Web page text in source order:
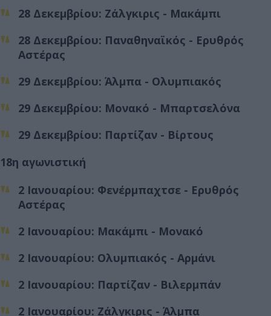
28 Δεκεμβρίου: Ζάλγκιρις - Μακάμπι
28 Δεκεμβρίου: Παναθηναϊκός - Ερυθρός
Αστέρας
29 Δεκεμβρίου: Άλμπα - Ολυμπιακός
29 Δεκεμβρίου: Μονακό - Μπαρτσελόνα
29 Δεκεμβρίου: Παρτίζαν - Βίρτους
18η αγωνιστική
2 Ιανουαρίου: Φενέρμπαχτσε - Ερυθρός
Αστέρας
2 Ιανουαρίου: Μακάμπι - Μονακό
2 Ιανουαρίου: Ολυμπιακός - Αρμάνι
2 Ιανουαρίου: Παρτίζαν - Βιλερμπάν
2 Ιανουαρίου: Ζάλγκιρις - Άλμπα